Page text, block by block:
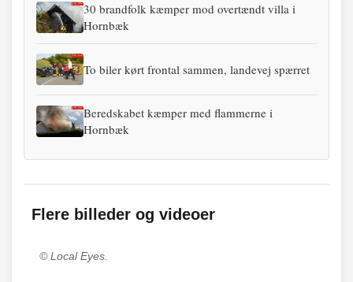
30 brandfolk kæmper mod overtændt villa i
Hornbæk
To biler kørt frontal sammen, landevej spærret
Beredskabet kæmper med flammerne i
Hornbæk
Flere billeder og videoer
© Local Eyes.